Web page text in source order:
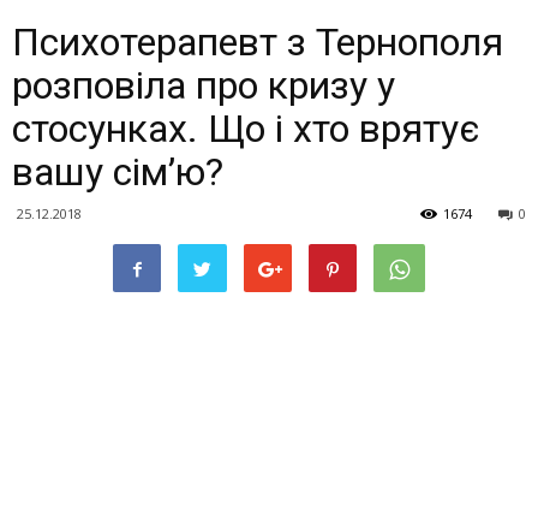
Психотерапевт з Тернополя
розповіла про кризу у
стосунках. Що і хто врятує
вашу сім’ю?
25.12.2018 0
1674